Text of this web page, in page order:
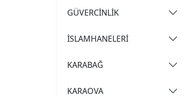
GÜVERCİNLİK
İSLAMHANELERİ
KARABAĞ
KARAOVA